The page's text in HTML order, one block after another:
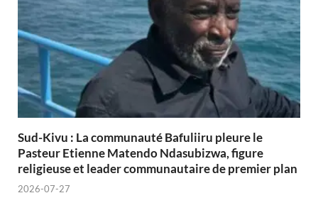
Sud-Kivu : La communauté Bafuliiru pleure le
Pasteur Etienne Matendo Ndasubizwa, figure
religieuse et leader communautaire de premier plan
2026-07-27